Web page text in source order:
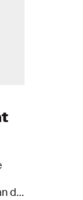
de